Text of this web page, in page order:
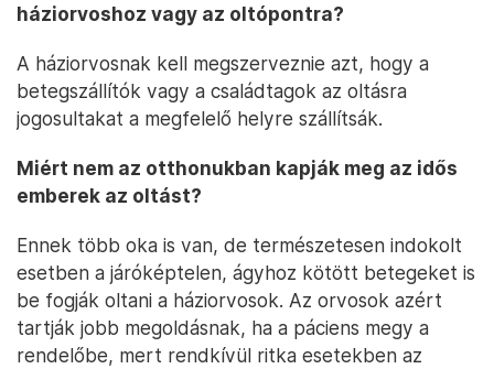
háziorvoshoz vagy az oltópontra?
A háziorvosnak kell megszerveznie azt, hogy a
betegszállítók vagy a családtagok az oltásra
jogosultakat a megfelelő helyre szállítsák.
Miért nem az otthonukban kapják meg az idős
emberek az oltást?
Ennek több oka is van, de természetesen indokolt
esetben a járóképtelen, ágyhoz kötött betegeket is
be fogják oltani a háziorvosok. Az orvosok azért
tartják jobb megoldásnak, ha a páciens megy a
rendelőbe, mert rendkívül ritka esetekben az